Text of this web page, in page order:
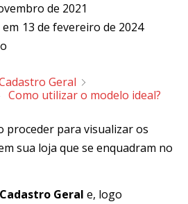
de 2021
13 de fevereiro de 2024
Geral
Como utilizar o modelo ideal?
proceder para visualizar os
sua loja que se enquadram no
Cadastro Geral e, logo